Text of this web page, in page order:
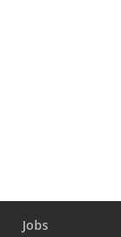
Jobs